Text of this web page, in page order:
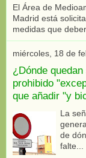
El Área de
Madrid está
medidas que
miércoles, 18 de
¿Dónde
prohibido
que añadir "y
La
de
falte...